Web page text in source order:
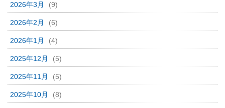
2026年3月 (9)
2026年2月 (6)
2026年1月 (4)
2025年12月 (5)
2025年11月 (5)
2025年10月 (8)